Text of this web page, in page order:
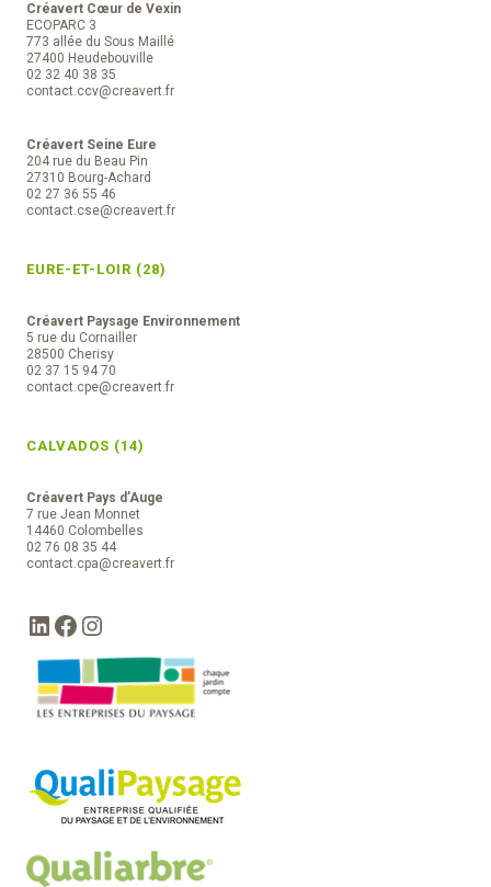
Créavert Cœur de Vexin
ECOPARC 3
773 allée du Sous Maillé
27400 Heudebouville
02 32 40 38 35
contact.ccv@creavert.fr
Créavert Seine Eure
204 rue du Beau Pin
27310 Bourg-Achard
02 27 36 55 46
contact.cse@creavert.fr
EURE-ET-LOIR (28)
Créavert Paysage Environnement
5 rue du Cornailler
28500 Cherisy
02 37 15 94 70
contact.cpe@creavert.fr
CALVADOS (14)
Créavert Pays d’Auge
7 rue Jean Monnet
14460 Colombelles
02 76 08 35 44
contact.cpa@creavert.fr
LinkedIn
Facebook
Instagram